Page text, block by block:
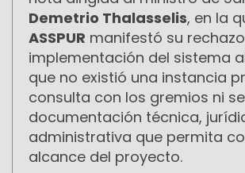
Demetrio Thalasselis, en la
ASSPUR manifestó su
implementación del sistema
que no existió una instancia
consulta con los gremios ni
documentación técnica,
administrativa que permita
alcance del proyecto.